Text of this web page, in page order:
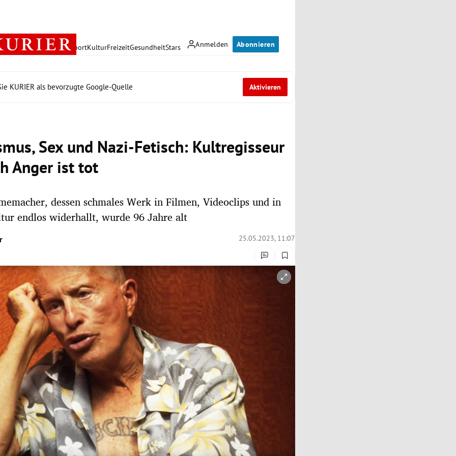
Anmelden Abonnieren
PolitikWirtschaft SportKulturFreizeitGesundheitStars
KURIER als bevorzugte Google-Quelle Aktivieren
Sex und Nazi-Fetisch: Kultregisseur
Anger ist tot
dessen schmales Werk in Filmen, Videoclips und in
endlos widerhallt, wurde 96 Jahre alt
25.05.2023, 11:07
öffnen/schließen